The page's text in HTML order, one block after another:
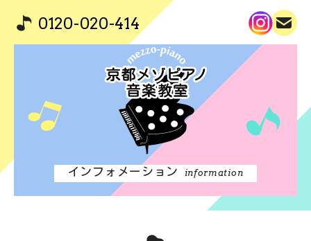
0120-020-414
インフォメーション information